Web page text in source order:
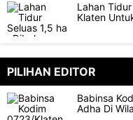
Lahan
Klaten
PILIHAN EDITOR
Babinsa
Adha Di